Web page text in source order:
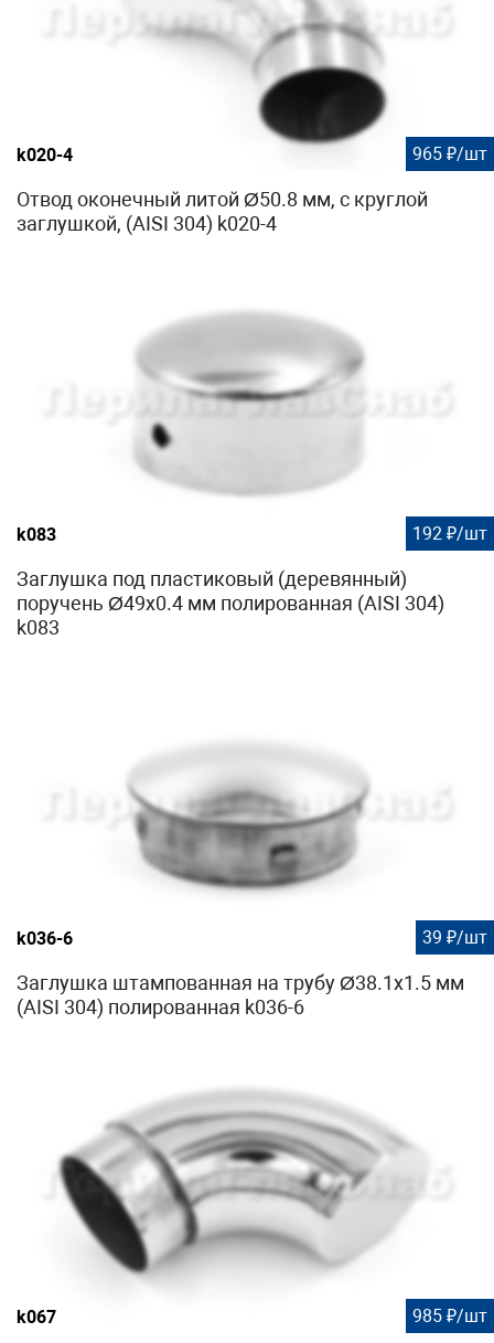
k020-4 965 ₽/шт
Отвод оконечный литой Ø50.8 мм, с круглой
заглушкой, (AISI 304) k020-4
k083 192 ₽/шт
Заглушка под пластиковый (деревянный)
поручень Ø49х0.4 мм полированная (AISI 304)
k083
k036-6 39 ₽/шт
Заглушка штампованная на трубу Ø38.1х1.5 мм
(AISI 304) полированная k036-6
k067 985 ₽/шт